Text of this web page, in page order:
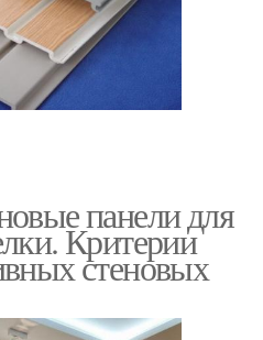
панели для
Критерии
стеновых